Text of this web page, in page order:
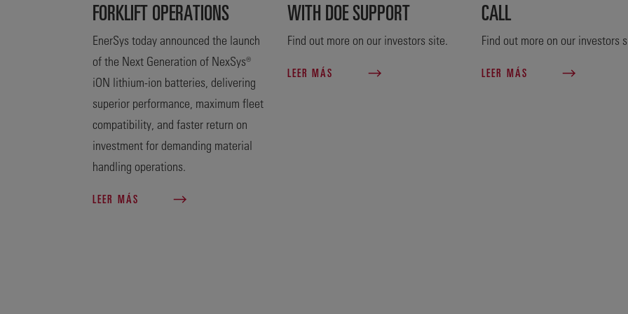
FORKLIFT OPERATIONS
EnerSys today announced the launch
of the Next Generation of NexSys®
iON lithium-ion batteries, delivering
superior performance, maximum fleet
compatibility, and faster return on
investment for demanding material
handling operations.
LEER MÁS
WITH DOE SUPPORT
Find out more on our investors site.
LEER MÁS
CALL
Find out more on our investors
LEER MÁS